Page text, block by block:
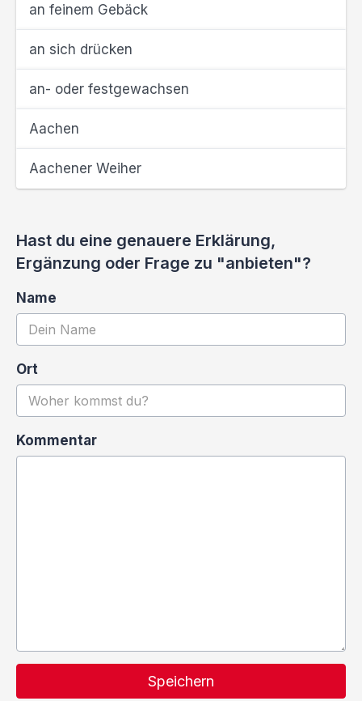
an feinem Gebäck
an sich drücken
an- oder festgewachsen
Aachen
Aachener Weiher
Hast du eine genauere Erklärung,
Ergänzung oder Frage zu "anbieten"?
Name
Ort
Kommentar
Speichern